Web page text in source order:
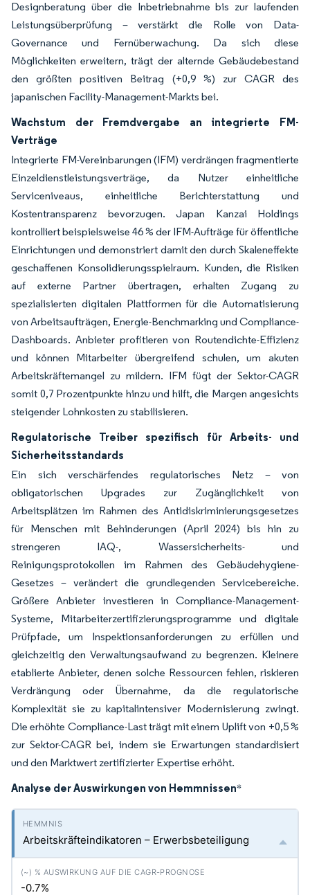
Designberatung über die Inbetriebnahme bis zur laufenden
Leistungsüberprüfung – verstärkt die Rolle von Data-
Governance und Fernüberwachung. Da sich diese
Möglichkeiten erweitern, trägt der alternde Gebäudebestand
den größten positiven Beitrag (+0,9 %) zur CAGR des
japanischen Facility-Management-Markts bei.
Wachstum der Fremdvergabe an integrierte FM-
Verträge
Integrierte FM-Vereinbarungen (IFM) verdrängen fragmentierte
Einzeldienstleistungsverträge, da Nutzer einheitliche
Serviceniveaus, einheitliche Berichterstattung und
Kostentransparenz bevorzugen. Japan Kanzai Holdings
kontrolliert beispielsweise 46 % der IFM-Aufträge für öffentliche
Einrichtungen und demonstriert damit den durch Skaleneffekte
geschaffenen Konsolidierungsspielraum. Kunden, die Risiken
auf externe Partner übertragen, erhalten Zugang zu
spezialisierten digitalen Plattformen für die Automatisierung
von Arbeitsaufträgen, Energie-Benchmarking und Compliance-
Dashboards. Anbieter profitieren von Routendichte-Effizienz
und können Mitarbeiter übergreifend schulen, um akuten
Arbeitskräftemangel zu mildern. IFM fügt der Sektor-CAGR
somit 0,7 Prozentpunkte hinzu und hilft, die Margen angesichts
steigender Lohnkosten zu stabilisieren.
Regulatorische Treiber spezifisch für Arbeits- und
Sicherheitsstandards
Ein sich verschärfendes regulatorisches Netz – von
obligatorischen Upgrades zur Zugänglichkeit von
Arbeitsplätzen im Rahmen des Antidiskriminierungsgesetzes
für Menschen mit Behinderungen (April 2024) bis hin zu
strengeren IAQ-, Wassersicherheits- und
Reinigungsprotokollen im Rahmen des Gebäudehygiene-
Gesetzes – verändert die grundlegenden Servicebereiche.
Größere Anbieter investieren in Compliance-Management-
Systeme, Mitarbeiterzertifizierungsprogramme und digitale
Prüfpfade, um Inspektionsanforderungen zu erfüllen und
gleichzeitig den Verwaltungsaufwand zu begrenzen. Kleinere
etablierte Anbieter, denen solche Ressourcen fehlen, riskieren
Verdrängung oder Übernahme, da die regulatorische
Komplexität sie zu kapitalintensiver Modernisierung zwingt.
Die erhöhte Compliance-Last trägt mit einem Uplift von +0,5 %
zur Sektor-CAGR bei, indem sie Erwartungen standardisiert
und den Marktwert zertifizierter Expertise erhöht.
Analyse der Auswirkungen von Hemmnissen*
Arbeitskräfteindikatoren – Erwerbsbeteiligung
-0.7%